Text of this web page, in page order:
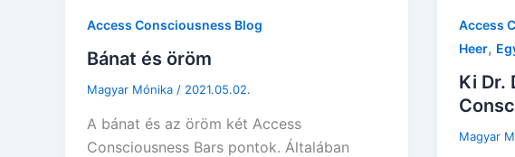
Access Consciousness Blog
Bánat és öröm
Magyar Mónika / 2021.05.02.
A bánat és az öröm két Access
Consciousness Bars pontok. Általában
Access
Heer,
Ki Dr.
Magyar